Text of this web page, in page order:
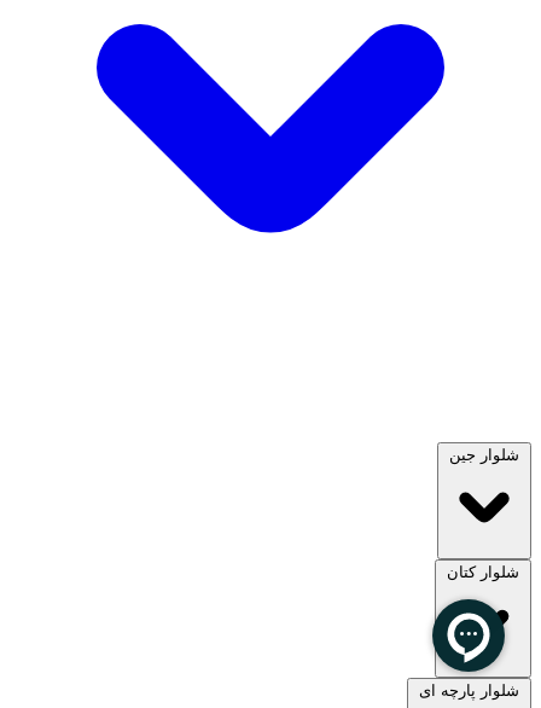
شلوار جین
مشاهده همه
شلوار کتان
شلوار پارچه ای